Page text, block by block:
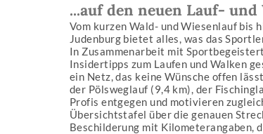
...auf den neuen Lauf-
Vom kurzen Wald- und Wiesenlauf bis
Judenburg bietet alles, was das
In Zusammenarbeit mit
Insidertipps zum Laufen und Walken
ein Netz, das keine Wünsche offen
der Pölsweglauf (9,4 km), der
Profis entgegen und motivieren
Übersichtstafel über die genauen
Beschilderung mit Kilometerangaben,